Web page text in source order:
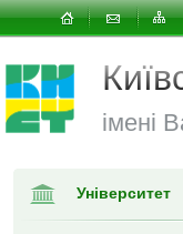
імені
Університет